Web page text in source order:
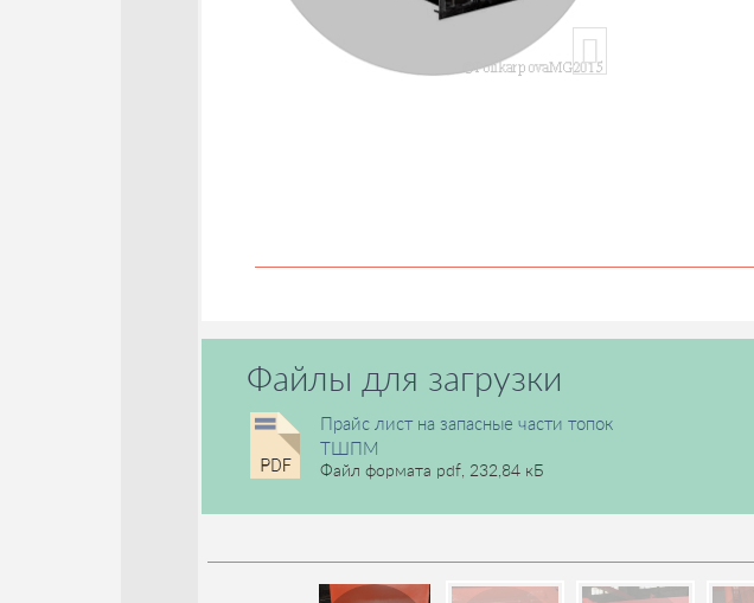
Файлы для загрузки
Прайс лист на запасные части топок
ТШПМ
Файл формата pdf, 232,84 кБ